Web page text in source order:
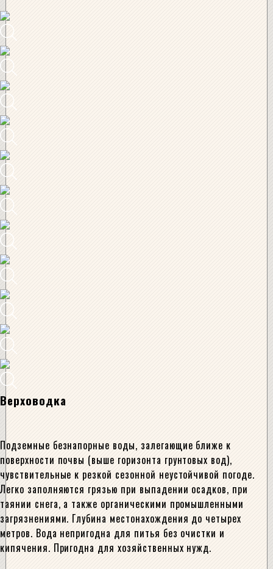
Верховодка
Подземные безнапорные воды, залегающие ближе к
поверхности почвы (выше горизонта грунтовых вод),
чувствительные к резкой сезонной неустойчивой погоде.
Легко заполняются грязью при выпадении осадков, при
таянии снега, а также органическими промышленными
загрязнениями. Глубина местонахождения до четырех
метров. Вода непригодна для питья без очистки и
кипячения. Пригодна для хозяйственных нужд.